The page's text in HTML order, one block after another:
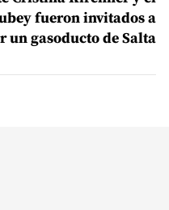
fueron invitados a
un gasoducto de Salta